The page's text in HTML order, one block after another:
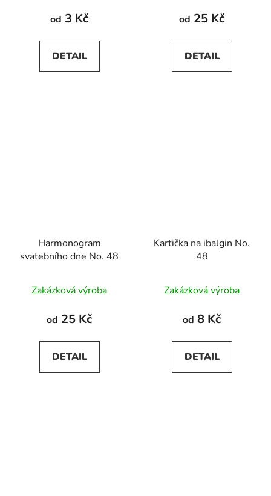
od 3 Kč
DETAIL
od 25 Kč
DETAIL
Harmonogram
svatebního dne No. 48
Zakázková výroba
od 25 Kč
DETAIL
Kartička na ibalgin No.
48
Zakázková výroba
od 8 Kč
DETAIL